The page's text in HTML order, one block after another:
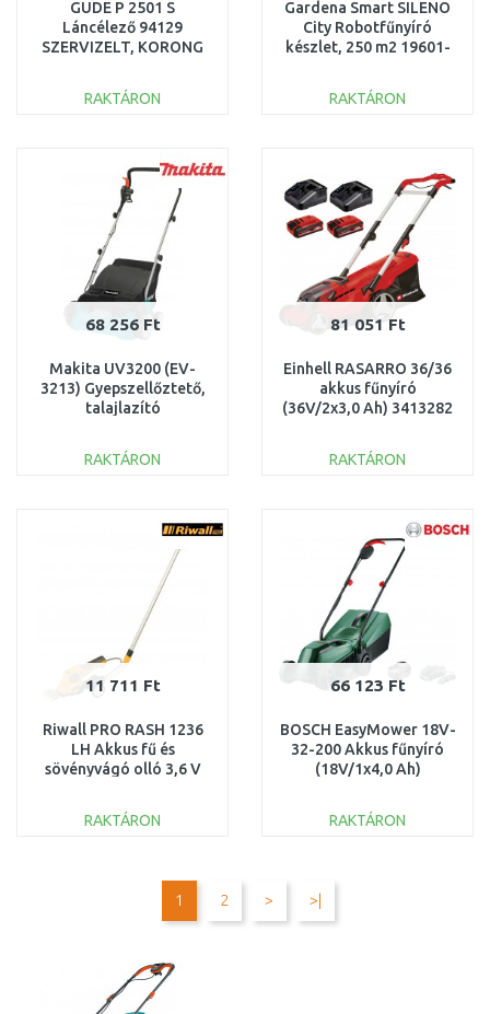
GÜDE P 2501 S
Láncélező 94129
SZERVIZELT, KORONG
RAKTÁRON
Összehasonlítás
Gardena Smart SILENO
City Robotfűnyíró
készlet, 250 m2 19601-
RAKTÁRON
68 256 Ft
Makita UV3200 (EV-
3213) Gyepszellőztető,
talajlazító
SZERVIZELT, HASZNÁLT
RAKTÁRON
Összehasonlítás
81 051 Ft
Einhell RASARRO 36/36
akkus fűnyíró
(36V/2x3,0 Ah) 3413282
RAKTÁRON
Összehasonlítás
11 711 Ft
Riwall PRO RASH 1236
LH Akkus fű és
sövényvágó olló 3,6 V
SÉRÜLT CSOMAGOLÁS
RAKTÁRON
66 123 Ft
BOSCH EasyMower 18V-
32-200 Akkus fűnyíró
(18V/1x4,0 Ah)
SZERVIZELT
RAKTÁRON
Összehasonlítás
1 2 > >|